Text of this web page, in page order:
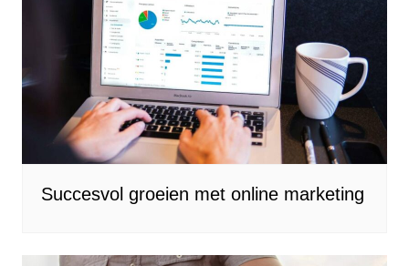
Succesvol groeien met online marketing